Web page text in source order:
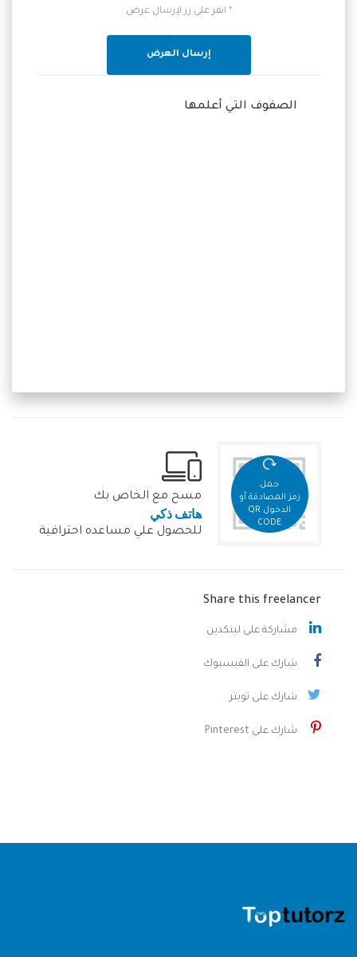
* انقر على زر لإرسال عرض
إرسال العرض
الصفوف التي أعلمها
حمل
رمز المصادقة أو
الدخول QR
CODE
مسح مع الخاص بك
هاتف ذكي
للحصول علي مساعده احترافية
Share this freelancer
مشاركة على لينكدين
شارك على الفيسبوك
شارك على تويتر
شارك على Pinterest